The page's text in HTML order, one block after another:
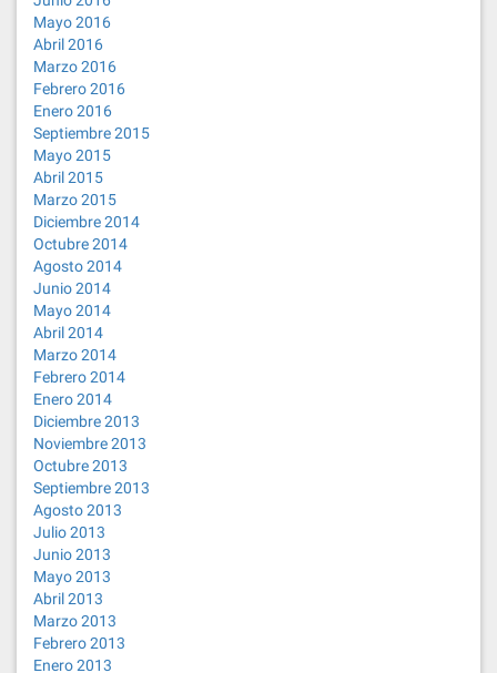
Mayo 2016
Abril 2016
Marzo 2016
Febrero 2016
Enero 2016
Septiembre 2015
Mayo 2015
Abril 2015
Marzo 2015
Diciembre 2014
Octubre 2014
Agosto 2014
Junio 2014
Mayo 2014
Abril 2014
Marzo 2014
Febrero 2014
Enero 2014
Diciembre 2013
Noviembre 2013
Octubre 2013
Septiembre 2013
Agosto 2013
Julio 2013
Junio 2013
Mayo 2013
Abril 2013
Marzo 2013
Febrero 2013
Enero 2013